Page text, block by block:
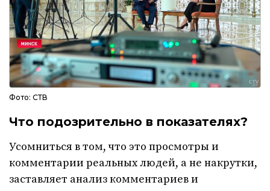
Фото: СТВ
Что подозрительно в показателях?
Усомниться в том, что это просмотры и
комментарии реальных людей, а не накрутки,
заставляет анализ комментариев и